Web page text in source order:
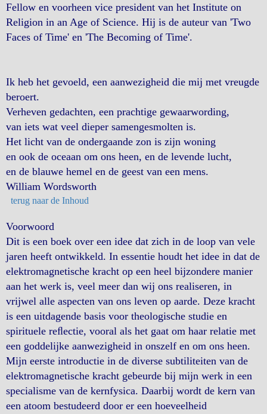
Fellow en voorheen vice president van het Institute on
Religion in an Age of Science. Hij is de auteur van 'Two
Faces of Time' en 'The Becoming of Time'.
Ik heb het gevoeld, een aanwezigheid die mij met vreugde
beroert.
Verheven gedachten, een prachtige gewaarwording,
van iets wat veel dieper samengesmolten is.
Het licht van de ondergaande zon is zijn woning
en ook de oceaan om ons heen, en de levende lucht,
en de blauwe hemel en de geest van een mens.
William Wordsworth
terug naar de Inhoud
Voorwoord
Dit is een boek over een idee dat zich in de loop van vele
jaren heeft ontwikkeld. In essentie houdt het idee in dat de
elektromagnetische kracht op een heel bijzondere manier
aan het werk is, veel meer dan wij ons realiseren, in
vrijwel alle aspecten van ons leven op aarde. Deze kracht
is een uitdagende basis voor theologische studie en
spirituele reﬂectie, vooral als het gaat om haar relatie met
een goddelijke aanwezigheid in onszelf en om ons heen.
Mijn eerste introductie in de diverse subtiliteiten van de
elektromagnetische kracht gebeurde bij mijn werk in een
specialisme van de kernfysica. Daarbij wordt de kern van
een atoom bestudeerd door er een hoeveelheid